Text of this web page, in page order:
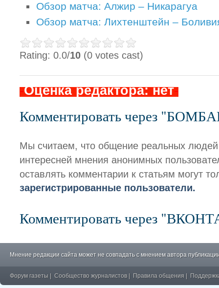
Обзор матча: Алжир – Никарагуа
Обзор матча: Лихтенштейн –
Rating: 0.0/10 (0 votes cast)
-Оценка редактора: нет-
Комментировать через
Мы считаем, что общение реальных
интересней мнения анонимных
оставлять комментарии к статьям могут
зарегистрированные пользователи.
Комментировать через
Мнение редакции сайта может не совпадать с мнением автора
Форум газеты Сообщество журналистов Правила общения
�